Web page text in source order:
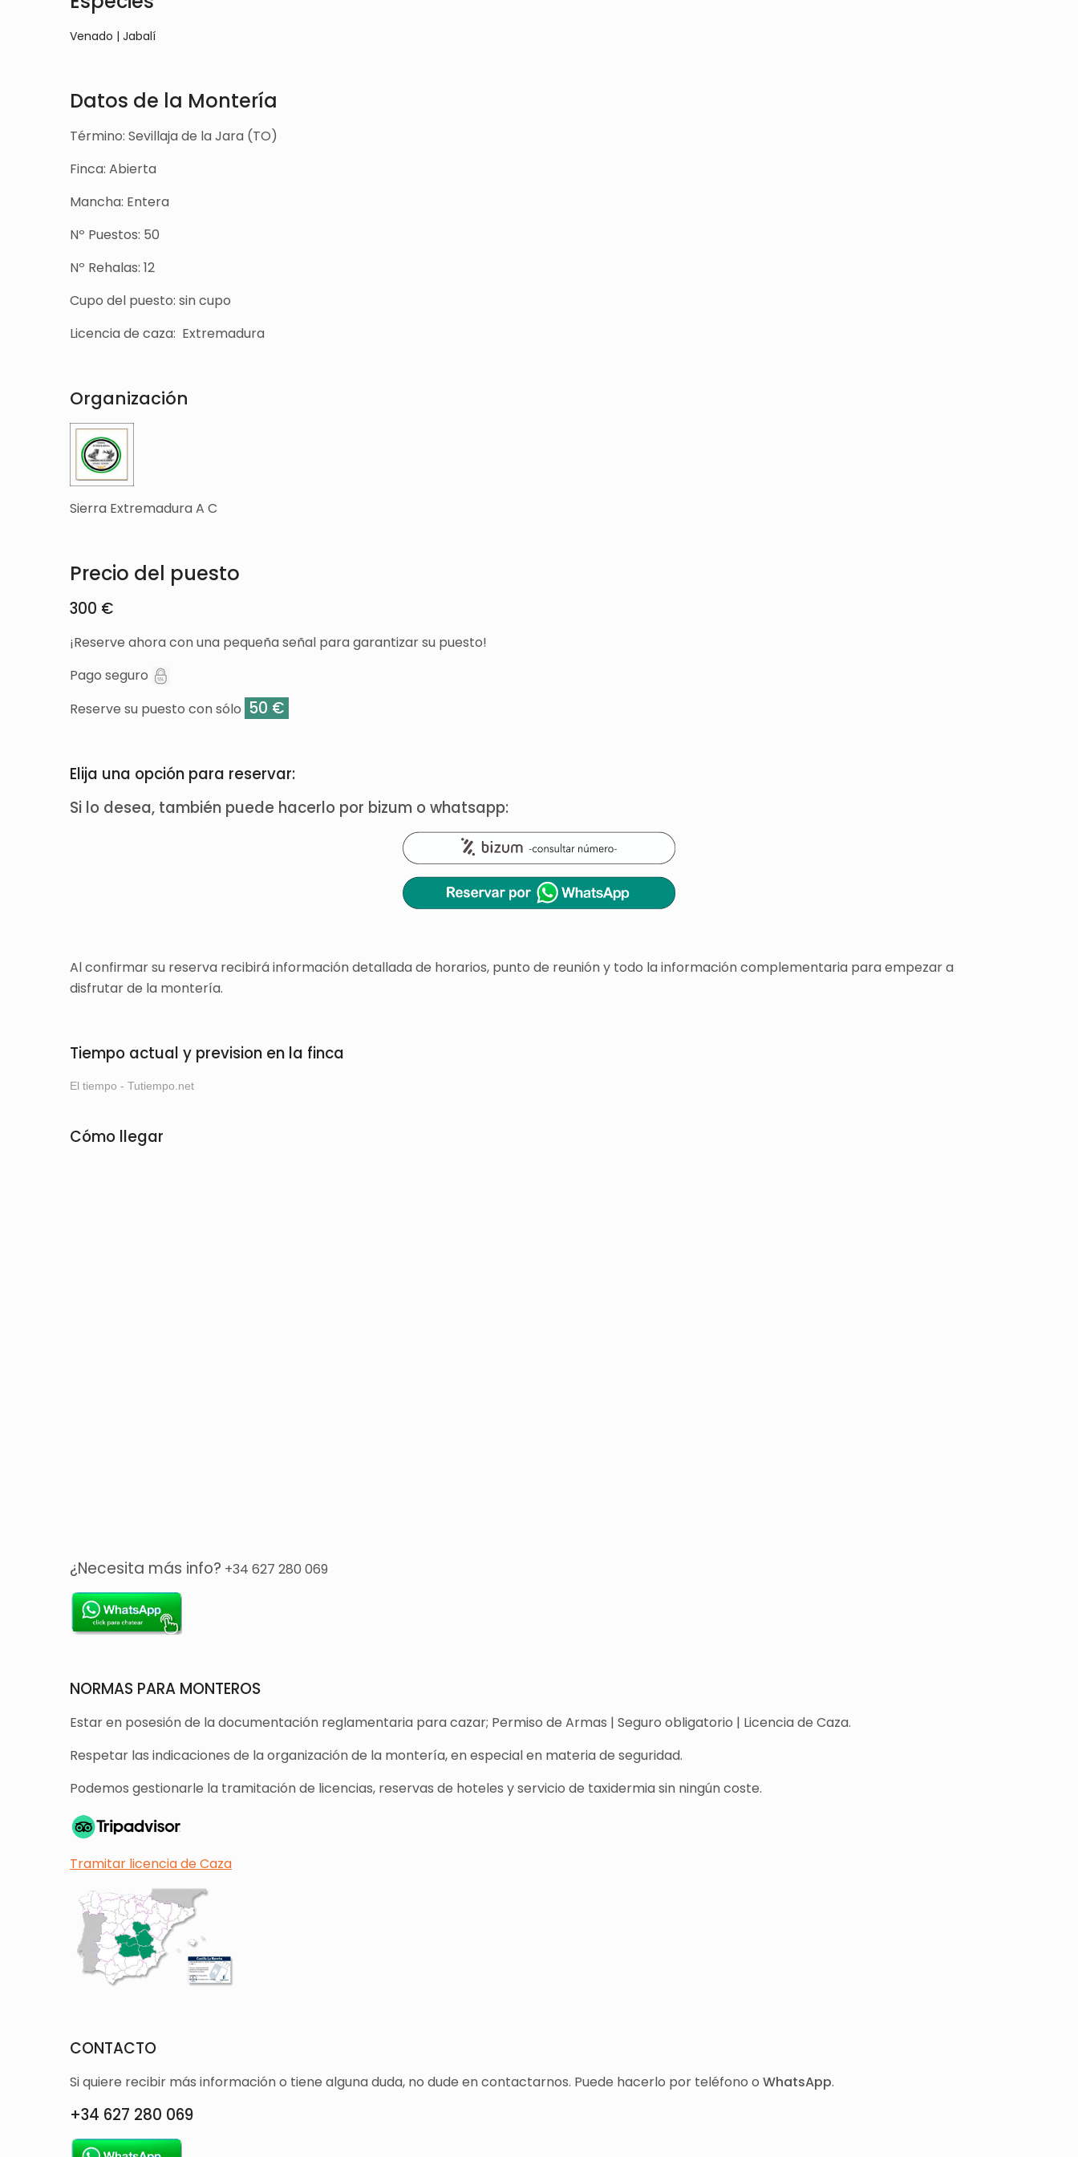
Venado | Jabalí
Datos de la Montería
Término: Sevillaja de la Jara (TO)
Finca: Abierta
Mancha: Entera
Nº Puestos: 50
Nº Rehalas: 12
Cupo del puesto: sin cupo
Licencia de caza: Extremadura
Organización
Sierra Extremadura A C
Precio del puesto
300 €
¡Reserve ahora con una pequeña señal para garantizar su puesto!
Pago seguro
Reserve su puesto con sólo 50 €
Elija una opción para reservar:
Si lo desea, también puede hacerlo por bizum o whatsapp:
Al confirmar su reserva recibirá información detallada de horarios, punto de reunión y todo la información complementaria para empezar a
disfrutar de la montería.
Tiempo actual y prevision en la finca
El tiempo - Tutiempo.net
Cómo llegar
¿Necesita más info? +34 627 280 069
NORMAS PARA MONTEROS
Estar en posesión de la documentación reglamentaria para cazar; Permiso de Armas | Seguro obligatorio | Licencia de Caza.
Respetar las indicaciones de la organización de la montería, en especial en materia de seguridad.
Podemos gestionarle la tramitación de licencias, reservas de hoteles y servicio de taxidermia sin ningún coste.
Tramitar licencia de Caza
CONTACTO
Si quiere recibir más información o tiene alguna duda, no dude en contactarnos. Puede hacerlo por teléfono o WhatsApp.
+34 627 280 069